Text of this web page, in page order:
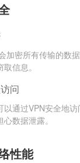
加密所有传输的数
信息。
问
以通过VPN安全地
数据泄露。
性能